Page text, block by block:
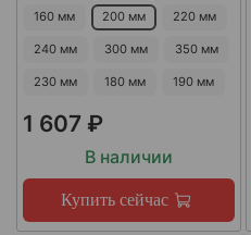
160 мм 200 мм 220 мм
240 мм 300 мм 350 мм
230 мм 180 мм 190 мм
1 607 ₽
В наличии
Купить сейчас